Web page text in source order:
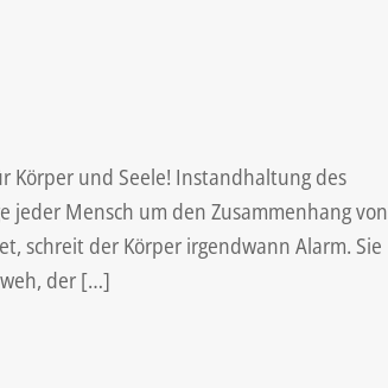
Körper und Seele! Instandhaltung des
jeder Mensch um den Zusammenhang von
schreit der Körper irgendwann Alarm. Sie
der […]